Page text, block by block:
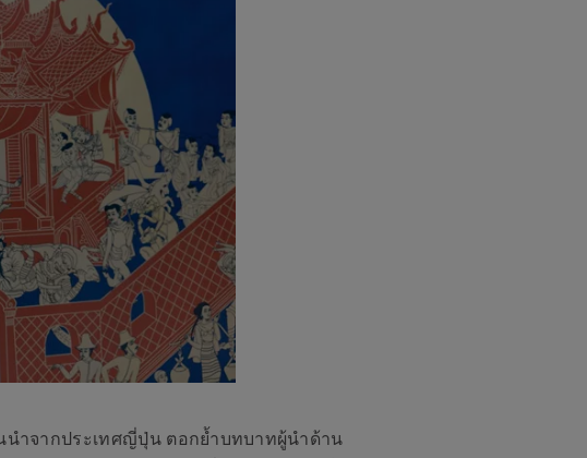
ำจากประเทศญี่ปุ่น ตอกย้ำบทบาทผู้นำด้าน